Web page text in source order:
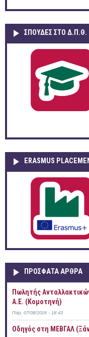
ΣΠΟΥΔΈΣ ΣΤΟ Δ.Π.Θ.
ERASMUS
ΠΡOΣΦΑΤΑ AΡΘΡΑ
Πωλητής
Α.Ε. (Κομοτηνή)
Παρ, 07/08/2026 - 18:43
Οδηγός στη ΜΕΒΓΑΛ